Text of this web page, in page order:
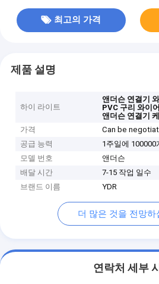
최고의 가격
제품 설명
하이 라이트
앤더슨 연결기
PVC 구리 와이
앤더슨 연결기
가격
Can be
공급 능력
1주일에 100000
모델 번호
앤더슨
배달 시간
7-15 작업 일수
브랜드 이름
YDR
더 많은 것을 전망하
연락처 세부